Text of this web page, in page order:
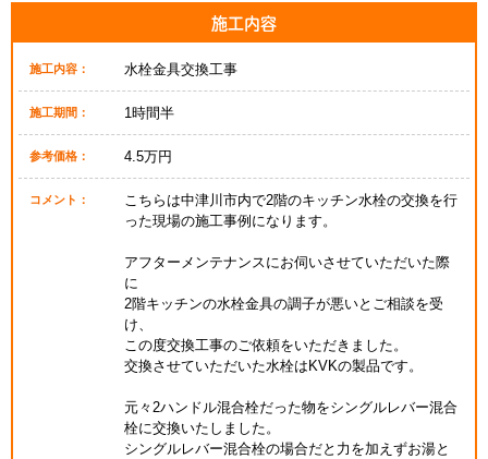
施工内容
施工内容： 水栓金具交換工事
施工期間： 1時間半
参考価格： 4.5万円
コメント：
こちらは中津川市内で2階のキッチン水栓の交換を行
った現場の施工事例になります。
アフターメンテナンスにお伺いさせていただいた際
に
2階キッチンの水栓金具の調子が悪いとご相談を受
け、
この度交換工事のご依頼をいただきました。
交換させていただいた水栓はKVKの製品です。
元々2ハンドル混合栓だった物をシングルレバー混合
栓に交換いたしました。
シングルレバー混合栓の場合だと力を加えずお湯と